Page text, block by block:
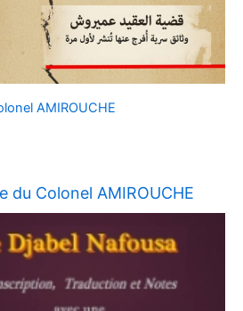
AMIROUCHE
du Colonel AMIROUCHE